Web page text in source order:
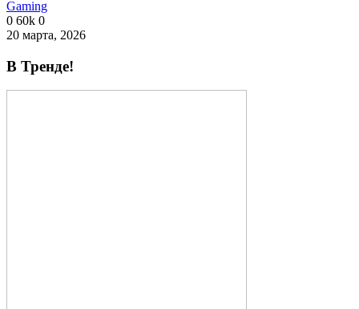
Gaming
0 60k 0
20 марта, 2026
В Тренде!